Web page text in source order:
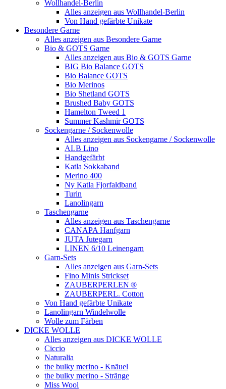
Wollhandel-Berlin
Alles anzeigen aus Wollhandel-Berlin
Von Hand gefärbte Unikate
Besondere Garne
Alles anzeigen aus Besondere Garne
Bio & GOTS Garne
Alles anzeigen aus Bio & GOTS Garne
BIG Bio Balance GOTS
Bio Balance GOTS
Bio Merinos
Bio Shetland GOTS
Brushed Baby GOTS
Hamelton Tweed 1
Summer Kashmir GOTS
Sockengarne / Sockenwolle
Alles anzeigen aus Sockengarne / Sockenwolle
ALB Lino
Handgefärbt
Katla Sokkaband
Merino 400
Ny Katla Fjorfaldband
Turin
Lanolingarn
Taschengarne
Alles anzeigen aus Taschengarne
CANAPA Hanfgarn
JUTA Jutegarn
LINEN 6/10 Leinengarn
Garn-Sets
Alles anzeigen aus Garn-Sets
Fino Minis Strickset
ZAUBERPERLEN ®
ZAUBERPERL. Cotton
Von Hand gefärbte Unikate
Lanolingarn Windelwolle
Wolle zum Färben
DICKE WOLLE
Alles anzeigen aus DICKE WOLLE
Ciccio
Naturalia
the bulky merino - Knäuel
the bulky merino - Stränge
Miss Wool